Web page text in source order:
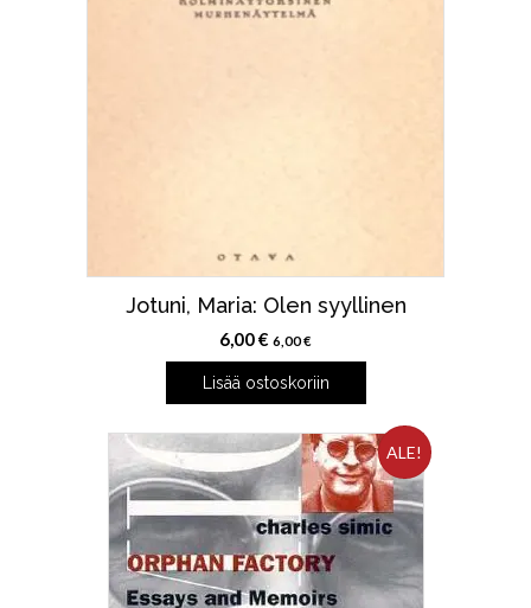
Jotuni, Maria: Olen syyllinen
6,00€ 6,00€
Lisää ostoskoriin
ALE!